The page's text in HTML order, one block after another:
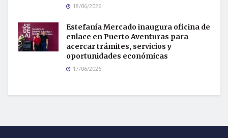
18/06/2026
Estefanía Mercado inaugura oficina de
enlace en Puerto Aventuras para
acercar trámites, servicios y
oportunidades económicas
17/06/2026